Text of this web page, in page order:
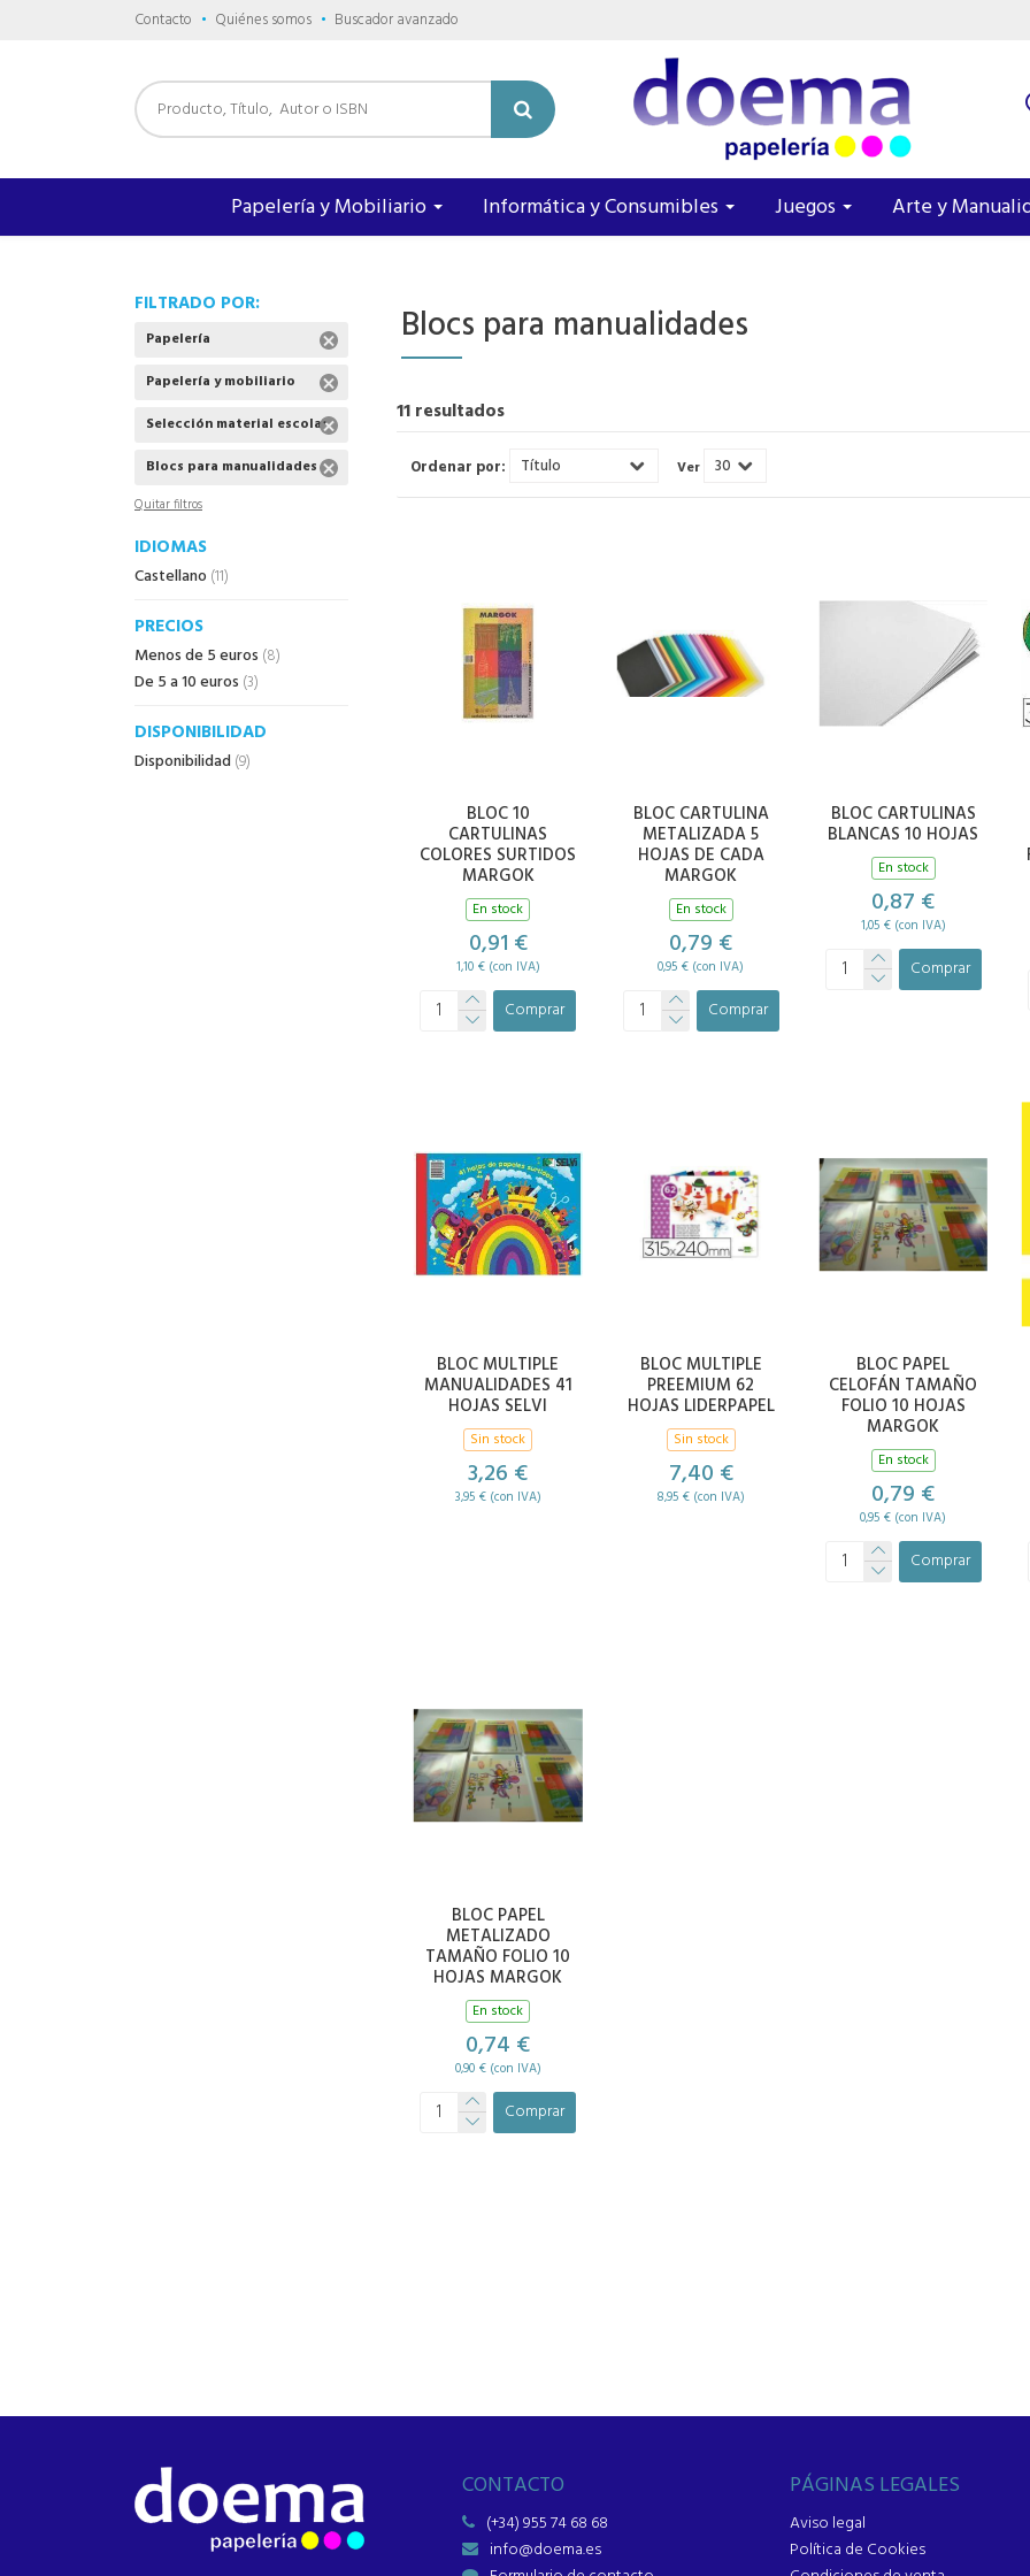
Contacto Quiénes somos Buscador avanzado
Papelería y Mobiliario Informática y Consumibles Juegos Arte y
Blocs para manualidades
11 resultados
Ordenar por: Ver
BLOC 10
CARTULINAS
COLORES SURTIDOS
MARGOK
En stock
0,91 €
1,10 € (con IVA)
Comprar
BLOC CARTULINA
METALIZADA 5
HOJAS DE CADA
MARGOK
En stock
0,79 €
0,95 € (con IVA)
Comprar
BLOC CARTULINAS
BLANCAS 10 HOJAS
En stock
0,87 €
1,05 € (con IVA)
Comprar
BLOC MULTIPLE
MANUALIDADES 41
HOJAS SELVI
Sin stock
3,26 €
3,95 € (con IVA)
BLOC MULTIPLE
PREEMIUM 62
HOJAS LIDERPAPEL
Sin stock
7,40 €
8,95 € (con IVA)
BLOC PAPEL
CELOFÁN TAMAÑO
FOLIO 10 HOJAS
MARGOK
En stock
0,79 €
0,95 € (con IVA)
Comprar
BLOC PAPEL
METALIZADO
TAMAÑO FOLIO 10
HOJAS MARGOK
En stock
0,74 €
0,90 € (con IVA)
Comprar
FILTRADO POR:
Papelería
Papelería y mobiliario
Selección material escolar
Blocs para manualidades
Quitar filtros
IDIOMAS
Castellano (11)
PRECIOS
Menos de 5 euros (8)
De 5 a 10 euros (3)
DISPONIBILIDAD
Disponibilidad (9)
CONTACTO
(+34) 955 74 68 68
info@doema.es
PÁGINAS LEGALES
Aviso legal
Política de Cookies